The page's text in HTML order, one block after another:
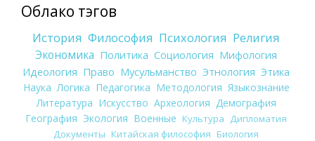
Облако тэгов
История Философия Психология Религия
Экономика Политика Социология Мифология
Идеология Право Мусульманство Этнология Этика
Наука Логика Педагогика Методология Языкознание
Литература Искусство Археология Демография
География Экология Военные Культура
Дипломатия
Документы Китайская философия Биология